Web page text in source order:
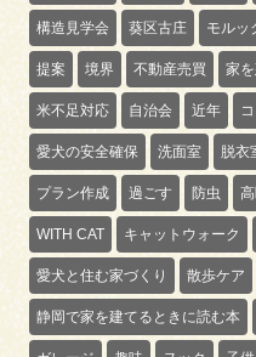
構造見学会 葵区古庄 モルッ
提案 境界 不動産売買 家
米不足対応 自治会 近年
愛犬の安全確保 洗面室 脱衣
プラン作成 過ごす 防虫
WITH CAT キャットウォーク
愛犬と住む家づくり 散歩ケア
静岡で家を建てるときに読む本